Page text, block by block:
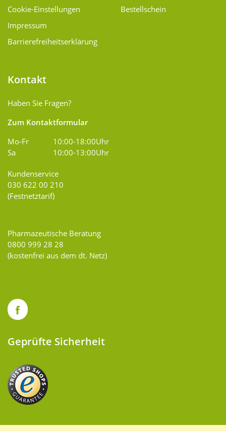
Cookie-Einstellungen
Impressum
Barrierefreiheitserklärung
Bestellschein
Kontakt
Haben Sie Fragen?
Zum Kontaktformular
Mo-Fr
10:00-18:00Uhr
Sa
10:00-13:00Uhr
Kundenservice
030 622 00 210
(Festnetztarif)
Pharmazeutische Beratung
0800 999 28 28
(kostenfrei aus dem dt. Netz)
Geprüfte Sicherheit